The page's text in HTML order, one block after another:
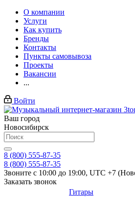
О компании
Услуги
Как купить
Бренды
Контакты
Пункты самовывоза
Проекты
Вакансии
...
Войти
Ваш город
Новосибирск
8 (800) 555-87-35
8 (800) 555-87-35
Звоните с 10:00 до 19:00, UTC +7
Заказать звонок
Гитары